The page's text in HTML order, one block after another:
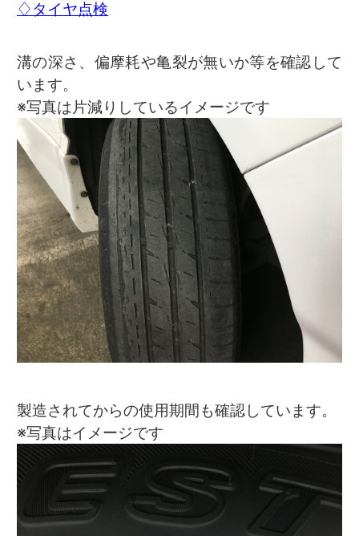
♢タイヤ点検
溝の深さ、偏摩耗や亀裂が無いか等を確認して
います。
※写真は片減りしているイメージです
製造されてからの使用期間も確認しています。
※写真はイメージです